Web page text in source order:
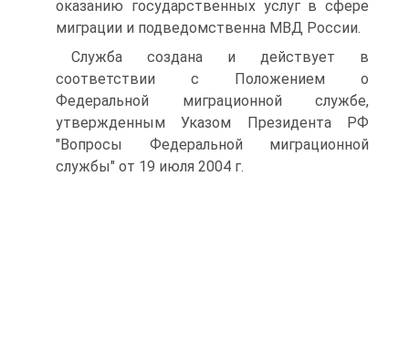
оказанию государственных услуг в сфере
миграции и подведомственна МВД России.
Служба создана и действует в
соответствии с Положением о
Федеральной миграционной службе,
утвержденным Указом Президента РФ
"Вопросы Федеральной миграционной
службы" от 19 июля 2004 г.